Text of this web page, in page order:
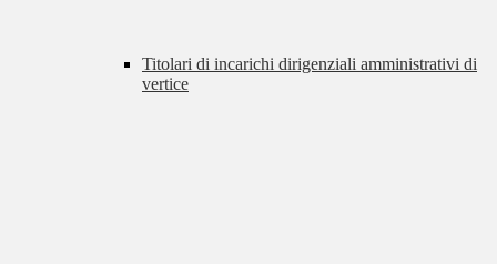
Titolari di incarichi dirigenziali amministrativi di
vertice